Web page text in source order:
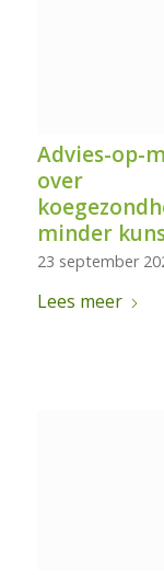
Advies-op-
over
minder
23 september
Lees meer